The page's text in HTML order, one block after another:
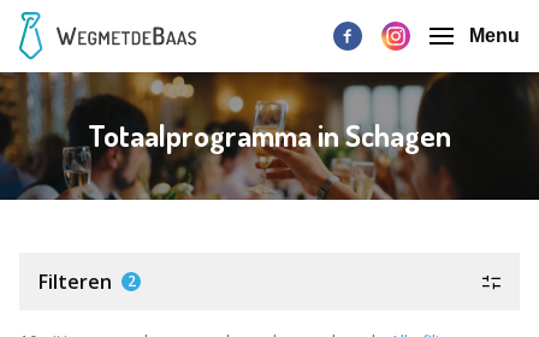
Menu
Totaalprogramma in Schagen
Filteren 2